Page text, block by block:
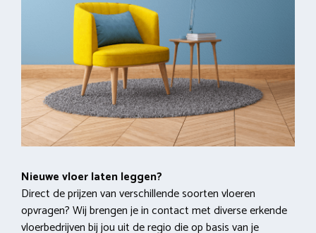
Nieuwe vloer laten leggen?
Direct de prijzen van verschillende soorten vloeren
opvragen? Wij brengen je in contact met diverse erkende
vloerbedrijven bij jou uit de regio die op basis van je